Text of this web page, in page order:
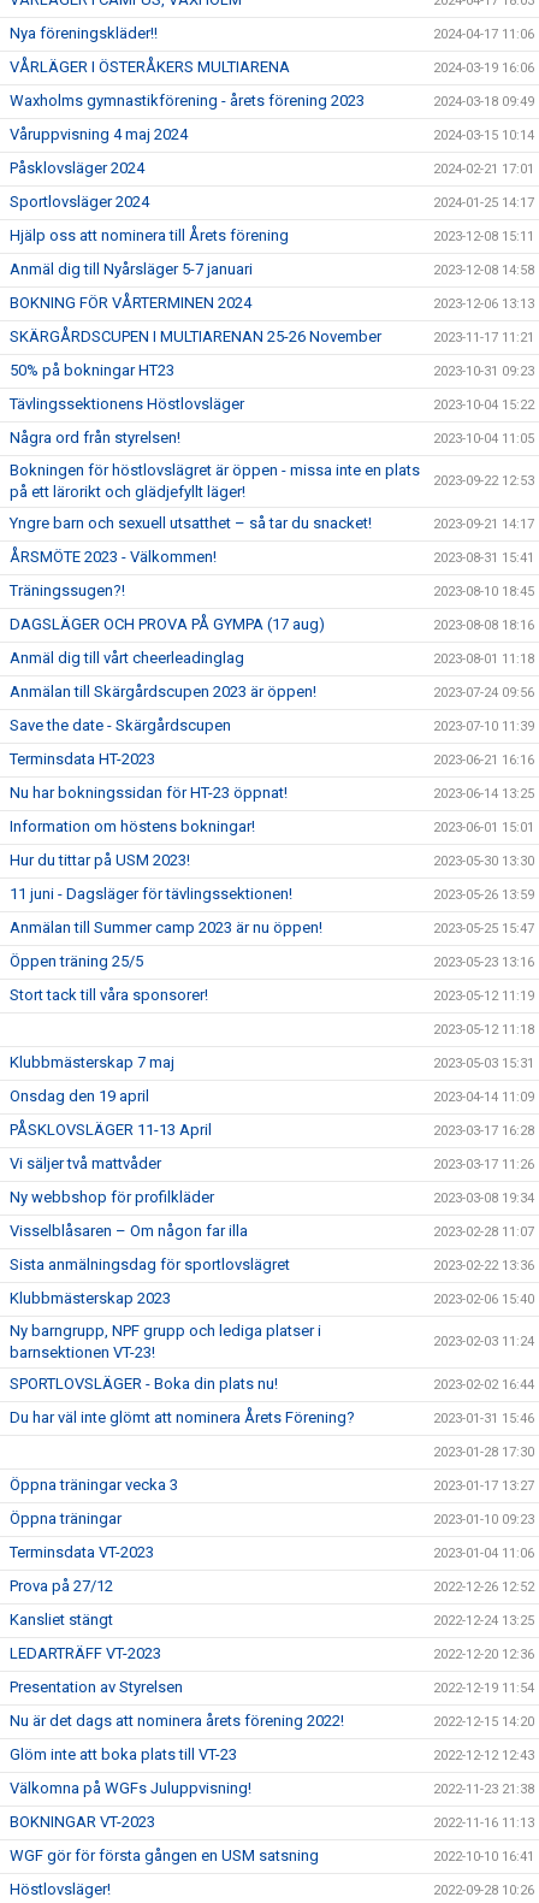
Nya föreningskläder!! 2024-04-17 11:06
VÅRLÄGER I ÖSTERÅKERS MULTIARENA 2024-03-19 16:06
Waxholms gymnastikförening - årets förening 2023 2024-03-18 09:49
Våruppvisning 4 maj 2024 2024-03-15 10:14
Påsklovsläger 2024 2024-02-21 17:01
Sportlovsläger 2024 2024-01-25 14:17
Hjälp oss att nominera till Årets förening 2023-12-08 15:11
Anmäl dig till Nyårsläger 5-7 januari 2023-12-08 14:58
BOKNING FÖR VÅRTERMINEN 2024 2023-12-06 13:13
SKÄRGÅRDSCUPEN I MULTIARENAN 25-26 November 2023-11-17 11:21
50% på bokningar HT23 2023-10-31 09:23
Tävlingssektionens Höstlovsläger 2023-10-04 15:22
Några ord från styrelsen! 2023-10-04 11:05
Bokningen för höstlovslägret är öppen - missa inte en plats
på ett lärorikt och glädjefyllt läger!
2023-09-22 12:53
Yngre barn och sexuell utsatthet – så tar du snacket! 2023-09-21 14:17
ÅRSMÖTE 2023 - Välkommen! 2023-08-31 15:41
Träningssugen?! 2023-08-10 18:45
DAGSLÄGER OCH PROVA PÅ GYMPA (17 aug) 2023-08-08 18:16
Anmäl dig till vårt cheerleadinglag 2023-08-01 11:18
Anmälan till Skärgårdscupen 2023 är öppen! 2023-07-24 09:56
Save the date - Skärgårdscupen 2023-07-10 11:39
Terminsdata HT-2023 2023-06-21 16:16
Nu har bokningssidan för HT-23 öppnat! 2023-06-14 13:25
Information om höstens bokningar! 2023-06-01 15:01
Hur du tittar på USM 2023! 2023-05-30 13:30
11 juni - Dagsläger för tävlingssektionen! 2023-05-26 13:59
Anmälan till Summer camp 2023 är nu öppen! 2023-05-25 15:47
Öppen träning 25/5 2023-05-23 13:16
Stort tack till våra sponsorer! 2023-05-12 11:19
2023-05-12 11:18
Klubbmästerskap 7 maj 2023-05-03 15:31
Onsdag den 19 april 2023-04-14 11:09
PÅSKLOVSLÄGER 11-13 April 2023-03-17 16:28
Vi säljer två mattvåder 2023-03-17 11:26
Ny webbshop för profilkläder 2023-03-08 19:34
Visselblåsaren – Om någon far illa 2023-02-28 11:07
Sista anmälningsdag för sportlovslägret 2023-02-22 13:36
Klubbmästerskap 2023 2023-02-06 15:40
Ny barngrupp, NPF grupp och lediga platser i
barnsektionen VT-23!
2023-02-03 11:24
SPORTLOVSLÄGER - Boka din plats nu! 2023-02-02 16:44
Du har väl inte glömt att nominera Årets Förening? 2023-01-31 15:46
2023-01-28 17:30
Öppna träningar vecka 3 2023-01-17 13:27
Öppna träningar 2023-01-10 09:23
Terminsdata VT-2023 2023-01-04 11:06
Prova på 27/12 2022-12-26 12:52
Kansliet stängt 2022-12-24 13:25
LEDARTRÄFF VT-2023 2022-12-20 12:36
Presentation av Styrelsen 2022-12-19 11:54
Nu är det dags att nominera årets förening 2022! 2022-12-15 14:20
Glöm inte att boka plats till VT-23 2022-12-12 12:43
Välkomna på WGFs Juluppvisning! 2022-11-23 21:38
BOKNINGAR VT-2023 2022-11-16 11:13
WGF gör för första gången en USM satsning 2022-10-10 16:41
Höstlovsläger! 2022-09-28 10:26